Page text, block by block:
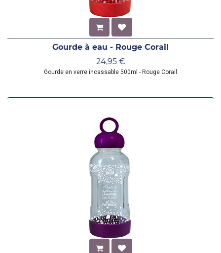
Gourde à eau - Rouge Corail
24,95€
Gourde en verre incassable 500ml - Rouge Corail